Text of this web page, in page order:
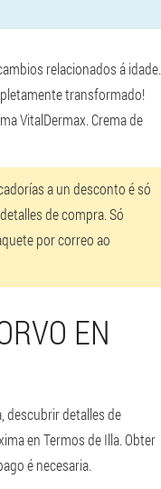
relacionados á idade.
transformado!
VitalDermax. Crema de
a un desconto é só
de compra. Só
por correo ao
EN
descubrir detalles de
en Termos de Illa. Obter
é necesaria.